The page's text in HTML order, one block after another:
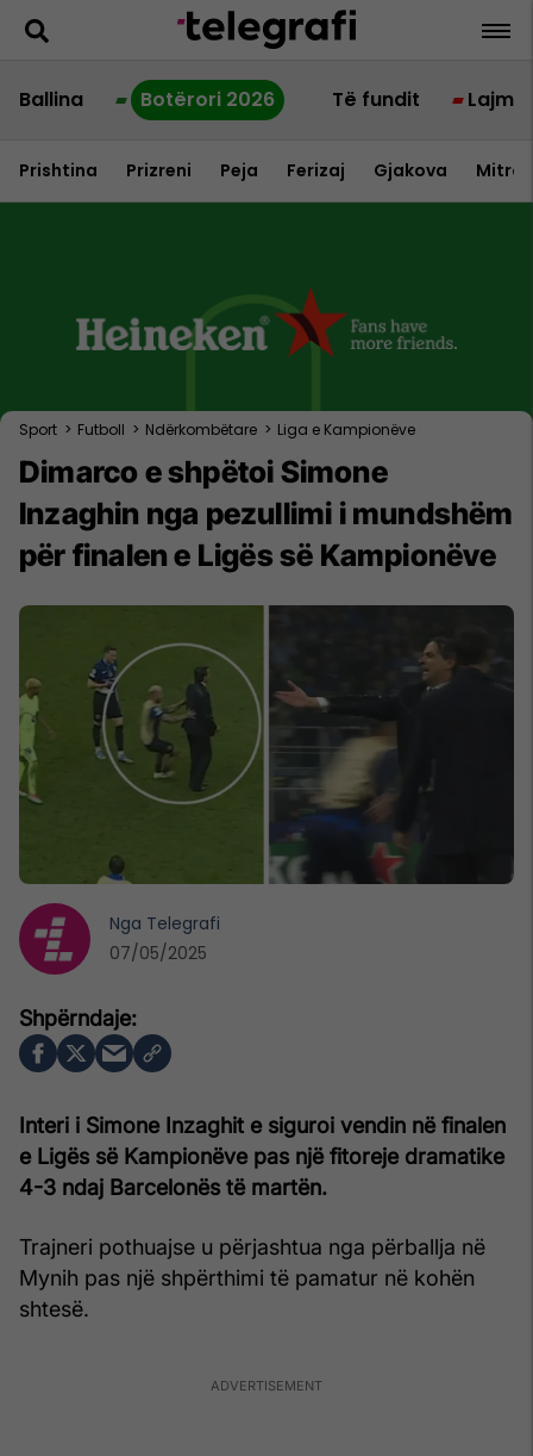
Ballina Botërori 2026 Të fundit Lajme
Prishtina Prizreni Peja Ferizaj Gjakova
Sport > Futboll > Ndërkombëtare > Liga e Kampionëve
Dimarco e shpëtoi Simone
Inzaghin nga pezullimi i mundshëm
për finalen e Ligës së Kampionëve
Interi i Simone Inzaghit e siguroi vendin në finalen
e Ligës së Kampionëve pas një fitoreje dramatike
4-3 ndaj Barcelonës të martën.
Trajneri pothuajse u përjashtua nga përballja në
Mynih pas një shpërthimi të pamatur në kohën
shtesë.
Nga Telegrafi
07/05/2025